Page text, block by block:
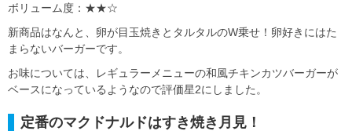
ボリューム度：★★☆
新商品はなんと、卵が目玉焼きとタルタルのW乗せ！卵好きにはた
まらないバーガーです。
お味については、レギュラーメニューの和風チキンカツバーガーが
ベースになっているようなので評価星2にしました。
定番のマクドナルドはすき焼き月見！